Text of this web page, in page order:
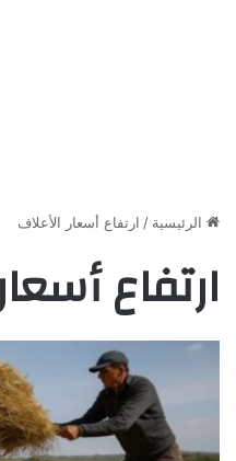
الرئيسية / ارتفاع أسعار الأعلاف
ارتفاع